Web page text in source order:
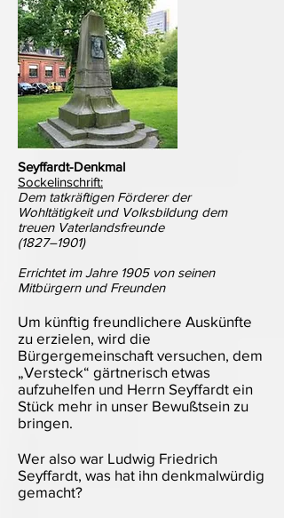
Seyffardt-Denkmal
Sockelinschrift:
Dem tatkräftigen Förderer der
Wohltätigkeit und Volksbildung dem
treuen Vaterlandsfreunde
(1827–1901)
Errichtet im Jahre 1905 von seinen
Mitbürgern und Freunden
Um künftig freundlichere Auskünfte
zu erzielen, wird die
Bürgergemeinschaft versuchen, dem
„Versteck“ gärtnerisch etwas
aufzuhelfen und Herrn Seyffardt ein
Stück mehr in unser Bewußtsein zu
bringen.
Wer also war Ludwig Friedrich
Seyffardt, was hat ihn denkmalwürdig
gemacht?